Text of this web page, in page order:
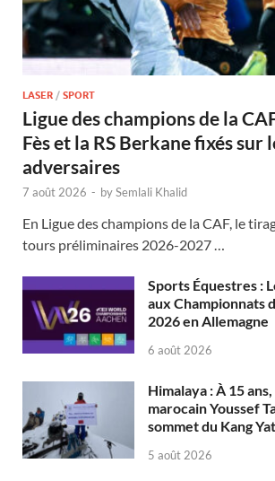
LASER / SPORT
Ligue des champions de la
Fès et la RS Berkane fixés sur
adversaires
7 août 2026 - bySemlali Khalid
En Ligue des champions de la CAF, le
tours préliminaires 2026-2027 …
Sports Équestres :
aux Championnats
2026 en Allemagne
6 août 2026
Himalaya : À 15
marocain Youssef
sommet du Kang
5 août 2026